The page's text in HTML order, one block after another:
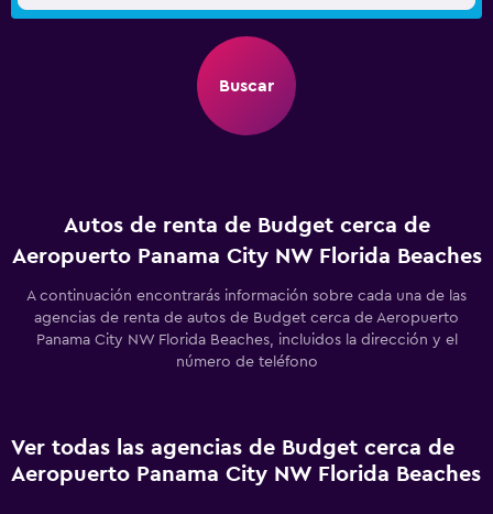
Buscar
Autos de renta de Budget cerca de
Aeropuerto Panama City NW Florida Beaches
A continuación encontrarás información sobre cada una de las
agencias de renta de autos de Budget cerca de Aeropuerto
Panama City NW Florida Beaches, incluidos la dirección y el
número de teléfono
Ver todas las agencias de Budget cerca de
Aeropuerto Panama City NW Florida Beaches